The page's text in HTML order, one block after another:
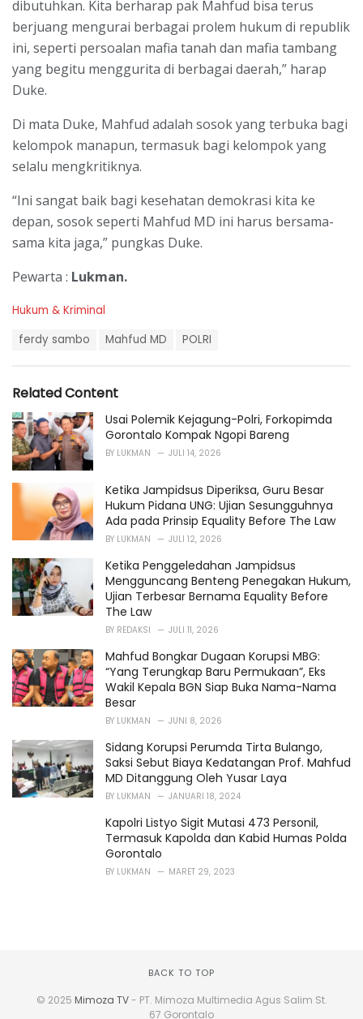
dibutuhkan. Kita berharap pak Mahfud bisa terus
berjuang mengurai berbagai prolem hukum di republik
ini, seperti persoalan mafia tanah dan mafia tambang
yang begitu menggurita di berbagai daerah,” harap
Duke.
Di mata Duke, Mahfud adalah sosok yang terbuka bagi
kelompok manapun, termasuk bagi kelompok yang
selalu mengkritiknya.
“Ini sangat baik bagi kesehatan demokrasi kita ke
depan, sosok seperti Mahfud MD ini harus bersama-
sama kita jaga,” pungkas Duke.
Pewarta : Lukman.
C
r
i
e
s
:
Hukum & Kriminal
:
ferdy sambo Mahfud MD POLRI
Related Content
Usai Polemik Kejagung-Polri, Forkopimda
Gorontalo Kompak Ngopi Bareng
BY LUKMAN JULI 14, 2026
Ketika Jampidsus Diperiksa, Guru Besar
Hukum Pidana UNG: Ujian Sesungguhnya
Ada pada Prinsip Equality Before The Law
BY LUKMAN JULI 12, 2026
Ketika Penggeledahan Jampidsus
Mengguncang Benteng Penegakan Hukum,
Ujian Terbesar Bernama Equality Before
The Law
BY REDAKSI JULI 11, 2026
Mahfud Bongkar Dugaan Korupsi MBG:
“Yang Terungkap Baru Permukaan”, Eks
Wakil Kepala BGN Siap Buka Nama-Nama
Besar
BY LUKMAN JUNI 8, 2026
Sidang Korupsi Perumda Tirta Bulango,
Saksi Sebut Biaya Kedatangan Prof. Mahfud
MD Ditanggung Oleh Yusar Laya
BY LUKMAN JANUARI 18, 2024
Kapolri Listyo Sigit Mutasi 473 Personil,
Termasuk Kapolda dan Kabid Humas Polda
Gorontalo
BY LUKMAN MARET 29, 2023
BACK TO TOP
© 2025 Mimoza TV- PT. Mimoza Multimedia Agus Salim St.
67 Gorontalo